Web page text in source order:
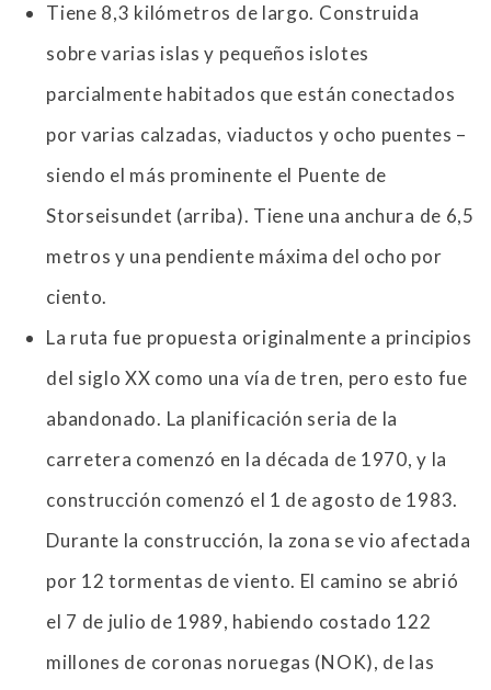
Tiene 8,3 kilómetros de largo. Construida
sobre varias islas y pequeños islotes
parcialmente habitados que están conectados
por varias calzadas, viaductos y ocho puentes –
siendo el más prominente el Puente de
Storseisundet (arriba). Tiene una anchura de 6,5
metros y una pendiente máxima del ocho por
ciento.
La ruta fue propuesta originalmente a principios
del siglo XX como una vía de tren, pero esto fue
abandonado. La planificación seria de la
carretera comenzó en la década de 1970, y la
construcción comenzó el 1 de agosto de 1983.
Durante la construcción, la zona se vio afectada
por 12 tormentas de viento. El camino se abrió
el 7 de julio de 1989, habiendo costado 122
millones de coronas noruegas (NOK), de las